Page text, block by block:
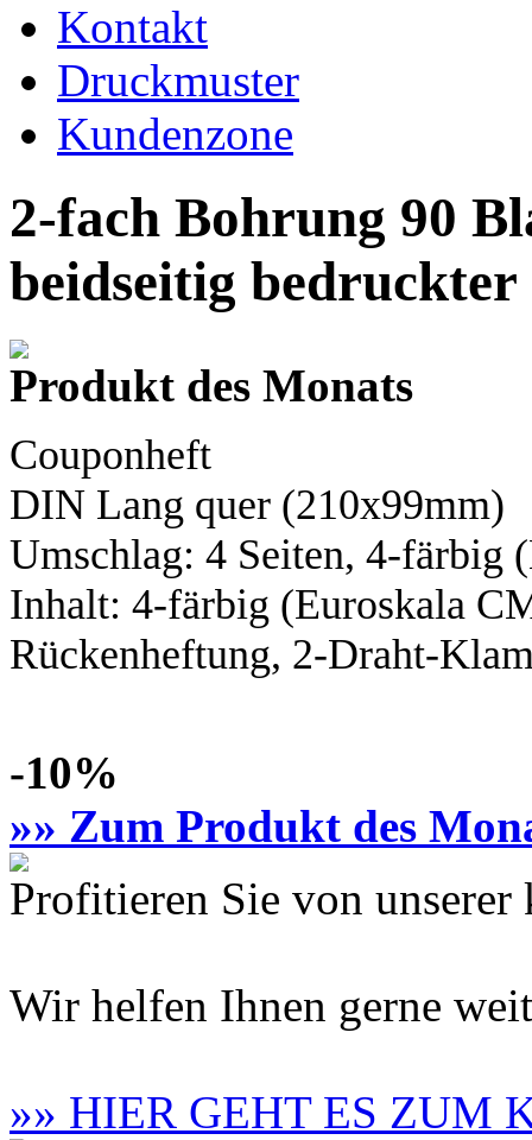
Kontakt
Druckmuster
Kundenzone
2-fach Bohrung 90
beidseitig
Produkt des Monats
Couponheft
DIN Lang quer (210x99mm)
Umschlag: 4 Seiten, 4-färbig
Inhalt: 4-färbig (Euroskala
Rückenheftung, 2-Draht-
-10%
»» Zum Produkt des
Profitieren Sie von unserer
Wir helfen Ihnen gerne
»» HIER GEHT ES ZUM